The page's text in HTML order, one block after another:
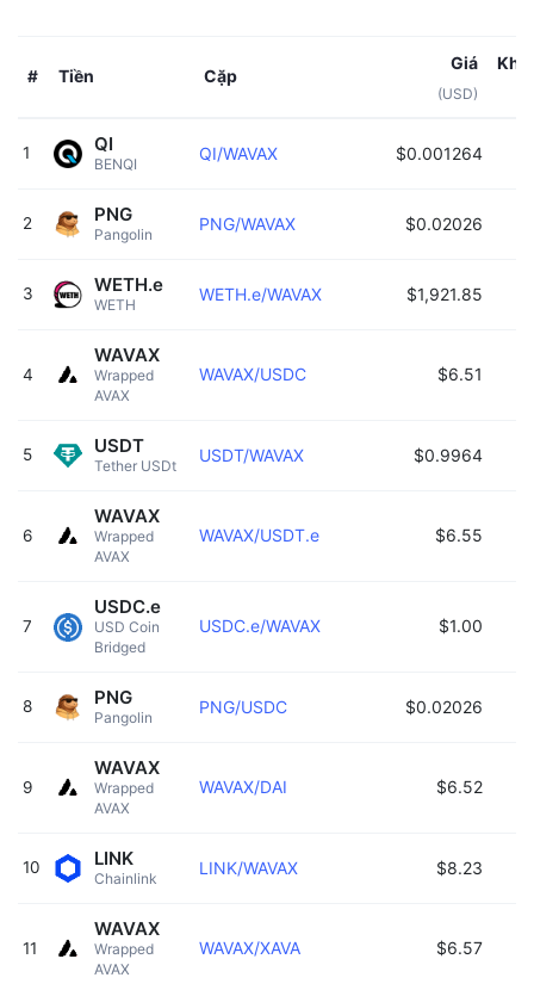
# Tiền Cặp
Giá
(USD)
1
BENQI
QI QI/WAVAX $0.001264
2
Pangolin
PNG PNG/WAVAX $0.02026
3
WETH
WETH.e WETH.e/WAVAX $1,921.85
4
Wrapped
AVAX
WAVAX
WAVAX/USDC $6.51
5
Tether USDt
USDT USDT/WAVAX $0.9964
6
Wrapped
AVAX
WAVAX
WAVAX/USDT.e $6.55
7
USD Coin
Bridged
USDC.e
USDC.e/WAVAX $1.00
8
Pangolin
PNG PNG/USDC $0.02026
9
Wrapped
AVAX
WAVAX
WAVAX/DAI $6.52
10
Chainlink
LINK LINK/WAVAX $8.23
11
Wrapped
AVAX
WAVAX
WAVAX/XAVA $6.57